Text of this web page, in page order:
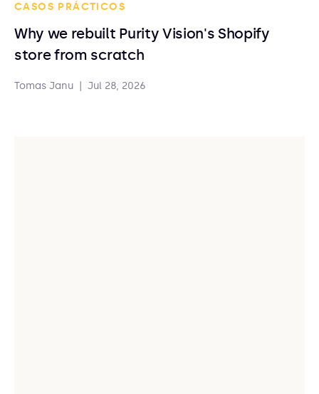
CASOS PRÁCTICOS
Why we rebuilt Purity Vision's Shopify
store from scratch
Tomas Janu Jul 28, 2026